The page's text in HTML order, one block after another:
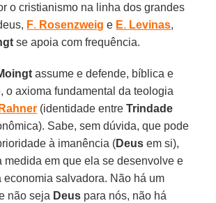
o cristianismo na linha dos grandes
F. Rosenzweig e E. Levinas,
se apoia com frequência.
assume e defende, bíblica e
o axioma fundamental da teologia
Rahner (identidade entreTrindade
Sabe, sem dúvida, que pode
à imanência (Deus em si),
medida em que ela se desenvolve e
economia salvadora. Não há um
não seja Deus para nós, não há